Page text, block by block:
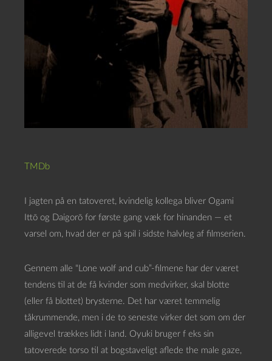
TMDb
I jagten på en tatoveret, kvindelig kollega bliver Ogami
Ittō og Daigorō for første gang væk for hinanden — et
varsel om, hvad der er på spil i sidste halvleg af filmserien.
Gennem alle “Lone wolf and cub”-filmene har der været
tendens til at de få kvinder som medvirker, skal blotte
(eller få blottet) brysterne. Det har været temmelig
tåkrummende, men i de to seneste virker det som om der
alligevel trækkes lidt i land. Oyuki bruger f eks sin
tatoverede torso til at bogstaveligt aflede the male gaze,